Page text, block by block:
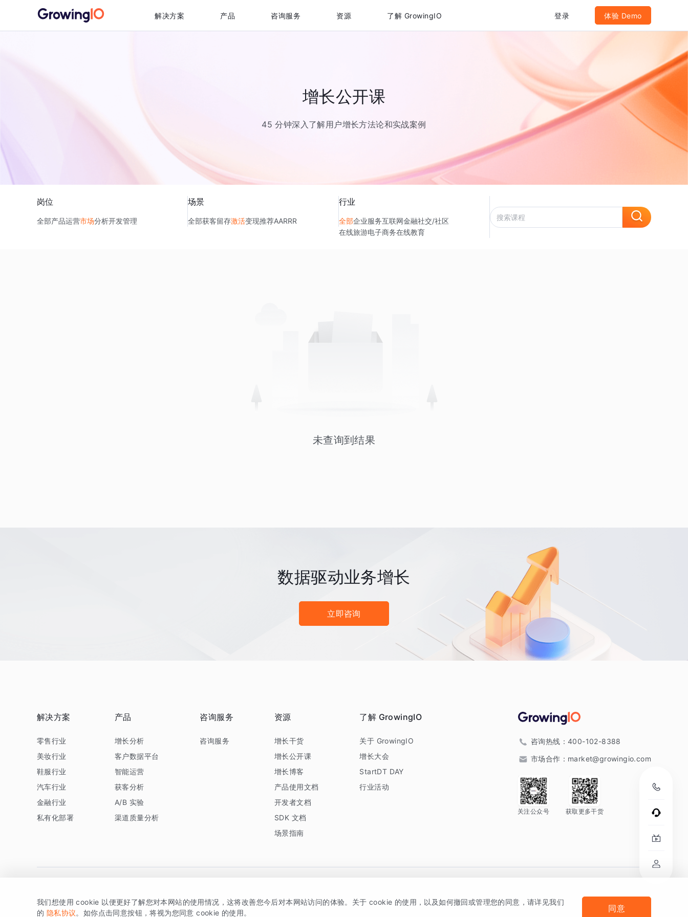
解决方案 产品 咨询服务 资源 了解 GrowingIO 登录 体验 Demo
增长公开课
45 分钟深入了解用户增长方法论和实战案例
岗位
全部产品运营市场分析开发管理
场景
全部获客留存激活变现推荐AARRR
行业
全部企业服务互联网金融社交/社区
在线旅游电子商务在线教育
未查询到结果
数据驱动业务增长
立即咨询
解决方案
零售行业
美妆行业
鞋服行业
汽车行业
金融行业
私有化部署
产品
增长分析
客户数据平台
智能运营
获客分析
A/B 实验
渠道质量分析
咨询服务
咨询服务
资源
增长干货
增长公开课
增长博客
产品使用文档
开发者文档
SDK 文档
场景指南
了解 GrowingIO
关于 GrowingIO
增长大会
StartDT DAY
行业活动
咨询热线： 400-102-8388
市场合作： market@growingio.com
关注公众号 获取更多干货
版权所有 © 北京易数科技有限公司SDK相关说明 京ICP备15038330号 法律声明及隐私条款
我们想使用 cookie 以便更好了解您对本网站的使用情况，这将改善您今后对本网站访问的体验。关于 cookie 的使用，以及如何撤回或管理您的同意，请详见我们
的 隐私协议。如你点击同意按钮，将视为您同意 cookie 的使用。 同意